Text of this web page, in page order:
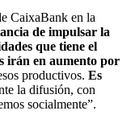
CaixaBank en la
de impulsar la
que tiene el
irán en aumento por
productivos. Es
la difusión, con
socialmente”.